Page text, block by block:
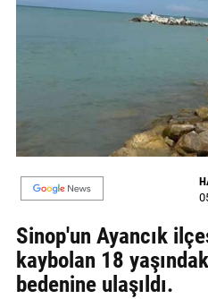
SİYASET
GALERİ
YAZARLAR
BİZE
Sinop'un Ayancık
kaybolan 18
bedenine ulaşıldı.